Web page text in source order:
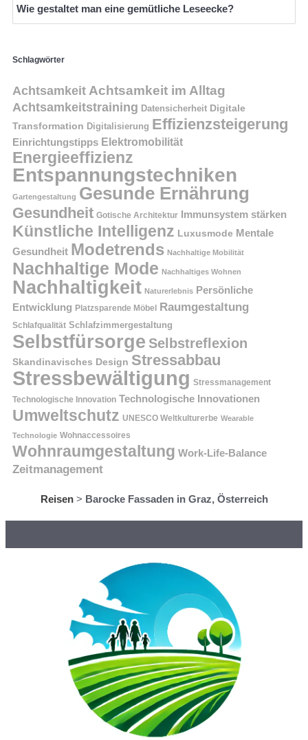
Wie gestaltet man eine gemütliche Leseecke?
Schlagwörter
Achtsamkeit Achtsamkeit im Alltag
Achtsamkeitstraining Datensicherheit Digitale
Transformation Digitalisierung Effizienzsteigerung
Einrichtungstipps Elektromobilität
Energieeffizienz
Entspannungstechniken
Gartengestaltung Gesunde Ernährung
Gesundheit Gotische Architektur Immunsystem stärken
Künstliche Intelligenz Luxusmode Mentale
Gesundheit Modetrends Nachhaltige Mobilität
Nachhaltige Mode Nachhaltiges Wohnen
Nachhaltigkeit Naturerlebnis Persönliche
Entwicklung Platzsparende Möbel Raumgestaltung
Schlafqualität Schlafzimmergestaltung
Selbstfürsorge Selbstreflexion
Skandinavisches Design Stressabbau
Stressbewältigung Stressmanagement
Technologische Innovation Technologische Innovationen
Umweltschutz UNESCO Weltkulturerbe Wearable
Technologie Wohnaccessoires
Wohnraumgestaltung Work-Life-Balance
Zeitmanagement
Reisen> Barocke Fassaden in Graz, Österreich